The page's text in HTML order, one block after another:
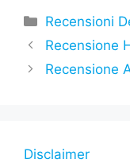
c
e
b
k
itt
er s
Categorie
Recensioni
Recensione
Recensione
Disclaimer